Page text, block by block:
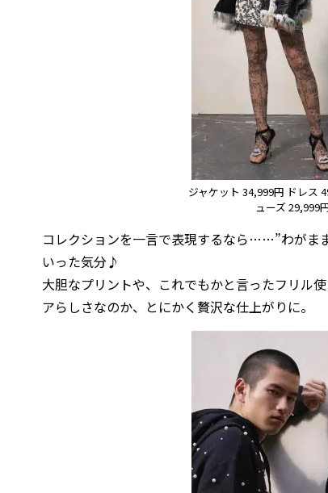
ジャケット 34,999円 ドレス
ューズ 29,999
コレクションを一言で表現するなら……”わがま
いった気分♪
大胆なプリントや、これでもかと言ったフリル
アらしさなのか、とにかく贅沢な仕上がりに。